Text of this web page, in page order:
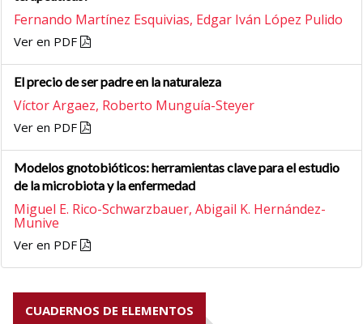
Fernando Martínez Esquivias, Edgar Iván López Pulido
Ver en PDF
El precio de ser padre en la naturaleza
Víctor Argaez, Roberto Munguía-Steyer
Ver en PDF
Modelos gnotobióticos: herramientas clave para el estudio
de la microbiota y la enfermedad
Miguel E. Rico-Schwarzbauer, Abigail K. Hernández-
Munive
Ver en PDF
CUADERNOS DE ELEMENTOS